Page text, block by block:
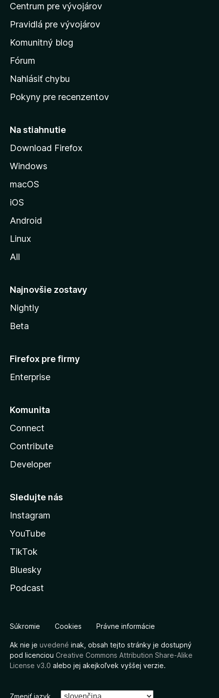
o
m
v
s
k
s
r
n
k
o
z
l
Centrum pre vývojárov
Pravidlá pre vývojárov
Komunitný blog
Fórum
Nahlásiť chybu
Pokyny pre recenzentov
Na stiahnutie
Download Firefox
Windows
macOS
iOS
Android
Linux
All
Najnovšie zostavy
Nightly
Beta
Firefox pre firmy
Enterprise
Komunita
Connect
Contribute
Developer
Sledujte nás
Instagram
YouTube
TikTok
Bluesky
Podcast
Súkromie Cookies Právne informácie
Ak nie je uvedené inak, obsah tejto stránky je dostupný
pod licenciou Creative Commons Attribution Share-Alike
License v3.0 alebo jej akejkoľvek vyššej verzie.
Zmeniť jazyk